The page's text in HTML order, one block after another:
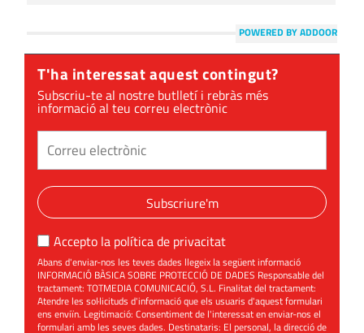
POWERED BY ADDOOR
T'ha interessat aquest contingut?
Subscriu-te al nostre butlletí i rebràs més
informació al teu correu electrònic
Subscriure'm
Accepto la política de privacitat
Abans d'enviar-nos les teves dades llegeix la següent informació
INFORMACIÓ BÀSICA SOBRE PROTECCIÓ DE DADES Responsable del
tractament: TOTMEDIA COMUNICACIÓ, S.L. Finalitat del tractament:
Atendre les sol·licituds d'informació que els usuaris d'aquest formulari
ens enviïn. Legitimació: Consentiment de l'interessat en enviar-nos el
formulari amb les seves dades. Destinataris: El personal, la direcció de